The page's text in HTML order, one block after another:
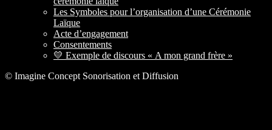
Les Symboles pour l’organisation d’une Cérémonie
Laïque
Acte d’engagement
Consentements
💛 Exemple de discours « A mon grand frère »
© Imagine Concept Sonorisation et Diffusion